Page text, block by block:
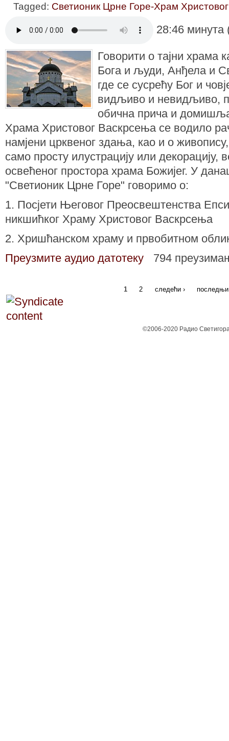
Tagged: Светионик Црне Горе-Храм
28:46
Говорити о тајни храма
Бога и људи, Анђела и
где се сусрећу Бог и
видљиво и невидљиво,
обична прича и
Храма Христовог Васкрсења се водило
намјени црквеног здања, као и о
само просту илустрацију или декорацију,
освећеног простора храма Божијег. У
"Светионик Црне Горе" говоримо о:
1. Посјети Његовог Преосвештенства
никшићког Храму Христовог Васкрсења
2. Хришћанском храму и првобитном
Преузмите аудио датотеку
794
1 2 следећи ›
©2006-2020 Радио